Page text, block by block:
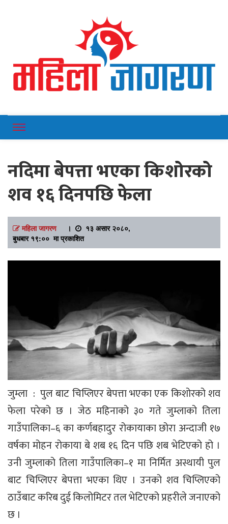
Mahilajagaran
नदिमा बेपत्ता भएका किशोरको
शव १६ दिनपछि फेला
महिला जागरण।
१३ असार २०८०,
बुधबार १९:०० मा प्रकाशित
जुम्ला : पुल बाट चिप्लिएर बेपत्ता भएका एक किशोरको शव
फेला परेको छ । जेठ महिनाको ३० गते जुम्लाको तिला
गाउँपालिका–६ का कर्णबहादुर रोकायाका छोरा अन्दाजी १७
वर्षका मोहन रोकाया बे शब १६ दिन पछि शब भेटिएको हो ।
उनी जुम्लाको तिला गाउँपालिका–१ मा निर्मित अस्थायी पुल
बाट चिप्लिएर बेपत्ता भएका थिए । उनको शव चिप्लिएको
ठाउँबाट करिब दुई किलोमिटर तल भेटिएको प्रहरीले जनाएको
छ ।